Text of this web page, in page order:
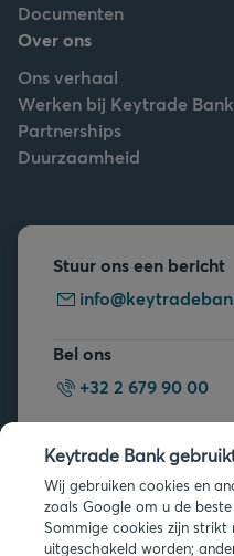
Documenten
Over ons
Ons verhaal
Werken bij Keytrade Bank
Partnerships
Duurzaamheid
Stuur ons een bericht
Bel ons
+32 2 679 90 00
Veelgestelde
Keytrade Bank
Wij gebruiken cookies en
zoals Google om u de
Sommige cookies zijn strikt
uitgeschakeld worden;